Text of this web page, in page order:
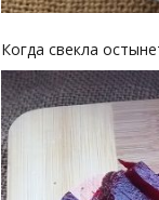
Когда свекла